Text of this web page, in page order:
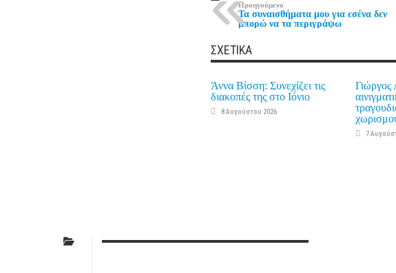
Προηγούμενο
Τα συναισθήματα μου για εσένα δεν
μπορώ να τα περιγράψω
ΣΧΕΤΙΚΆ
Άννα Βίσση: Συνεχίζει τις
διακοπές της στο Ιόνιο
8 Αυγούστου 2026
Γιώργος
7